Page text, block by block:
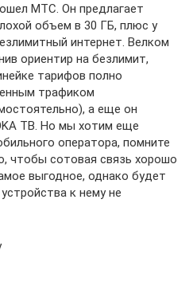
МТС. Он предлагает
объем в 30 ГБ, плюс у
интернет. Велком
ориентир на безлимит,
тарифов полно
трафиком
а еще он
ТВ. Но мы хотим еще
оператора, помните
чтобы сотовая связь хорошо
выгодное, однако будет
к нему не